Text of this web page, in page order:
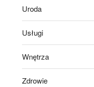
Uroda
Usługi
Wnętrza
Zdrowie